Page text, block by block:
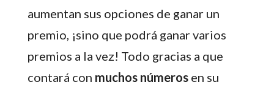
aumentan sus opciones de ganar un
premio, ¡sino que podrá ganar varios
premios a la vez! Todo gracias a que
contará con muchos númerosen su